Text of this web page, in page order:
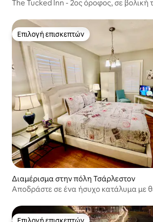
The Tucked Inn - 2ος όροφος, σε βολική
Επιλογή επισκεπτών
Επιλογή επισκεπτών
Διαμέρισμα στην πόλη Τσάρλεστον
Αποδράστε σε ένα ήσυχο κατάλυμα με